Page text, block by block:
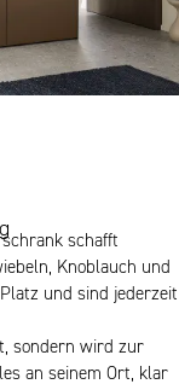
schafft
Knoblauch und
und sind jederzeit
sondern wird zur
an seinem Ort, klar